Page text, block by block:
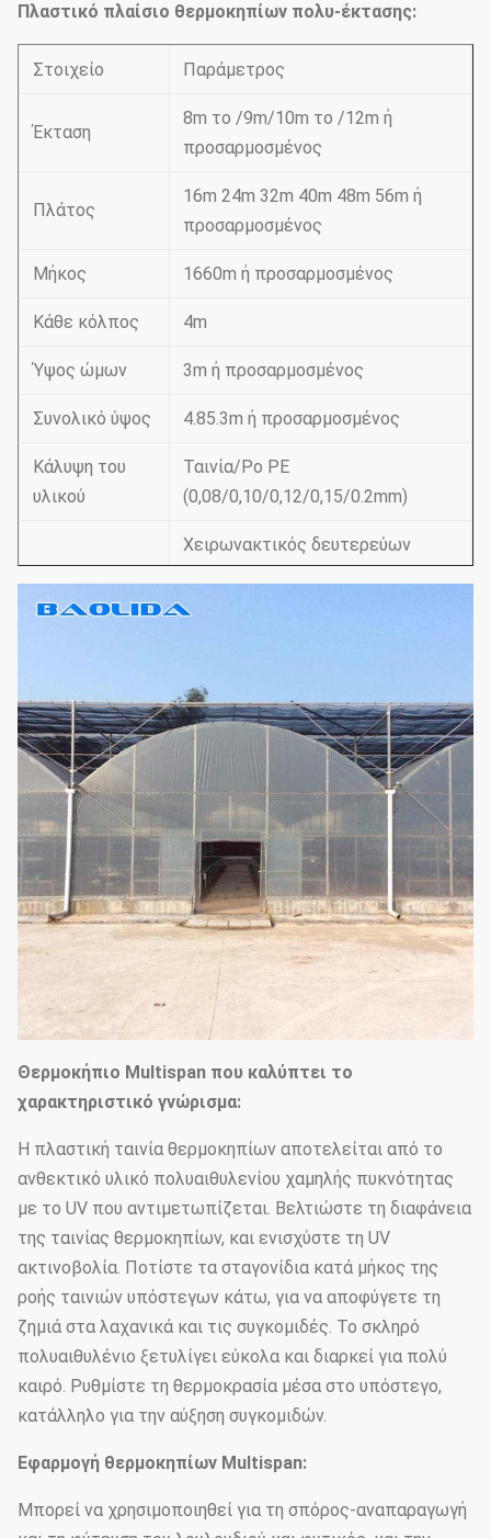
Πλαστικό πλαίσιο θερμοκηπίων πολυ-έκτασης:
Στοιχείο Παράμετρος
Έκταση
8m το /9m/10m το /12m ή
προσαρμοσμένος
Πλάτος
16m 24m 32m 40m 48m 56m ή
προσαρμοσμένος
Μήκος 1660m ή προσαρμοσμένος
Κάθε κόλπος 4m
Ύψος ώμων 3m ή προσαρμοσμένος
Συνολικό ύψος 4.85.3m ή προσαρμοσμένος
Κάλυψη του
υλικού
Ταινία/Po PE
(0,08/0,10/0,12/0,15/0.2mm)
Εξαερισμός
Χειρωνακτικός δευτερεύων
εξαερισμός στεγών/
εξαερισμός/εξαερισμός στεγών
Ενισχυτικό
σύστημα
(επιλέξτε
σύμφωνα με
τις ανάγκες
σας)
Σύστημα συστημάτων ψύξης &
άρδευσης & εξωτερικό ή
εσωτερικό
σκίαση του συστήματος
αψίδων
1.33m / 1.2/1,0/2,0 ή
προσαρμοσμένος
αψίδων
προσαρμοσμένος
Κύριος
στυλοβάτης
114mm, 50X70mm, 60X80mm
50x100mm, 80x80mm,
100X100mm
Πρότυπα: 60mm, 50X70mm,
40x80mm, 80X80mm… κ.λπ.
Πάχος
σωλήνων
χάλυβα
1.5mm, 2.0mm, 2.5mm, 3.0mm,
3.5mm ή προσαρμοσμένος
Ίδρυμα Συγκεκριμένη βάση σημείου
Θερμοκήπιο Multispan που καλύπτει το
χαρακτηριστικό γνώρισμα:
Η πλαστική ταινία θερμοκηπίων αποτελείται από το
ανθεκτικό υλικό πολυαιθυλενίου χαμηλής πυκνότητας
με το UV που αντιμετωπίζεται. Βελτιώστε τη διαφάνεια
της ταινίας θερμοκηπίων, και ενισχύστε τη UV
ακτινοβολία. Ποτίστε τα σταγονίδια κατά μήκος της
ροής ταινιών υπόστεγων κάτω, για να αποφύγετε τη
ζημιά στα λαχανικά και τις συγκομιδές. Το σκληρό
πολυαιθυλένιο ξετυλίγει εύκολα και διαρκεί για πολύ
καιρό. Ρυθμίστε τη θερμοκρασία μέσα στο υπόστεγο,
κατάλληλο για την αύξηση συγκομιδών.
Εφαρμογή θερμοκηπίων Multispan:
Μπορεί να χρησιμοποιηθεί για τη σπόρος-αναπαραγωγή